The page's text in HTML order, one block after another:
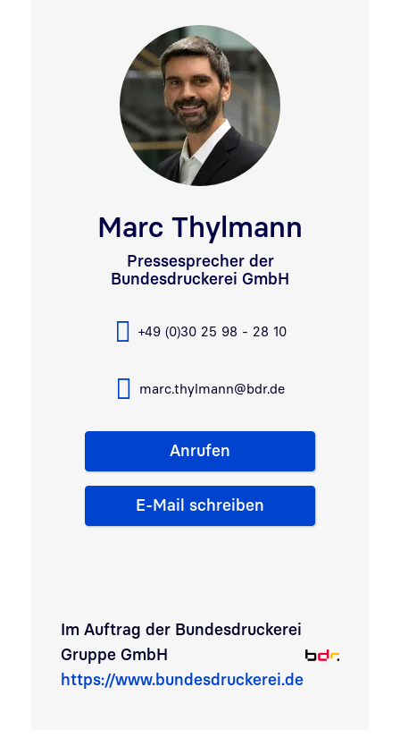
Marc Thylmann
Pressesprecher der
Bundesdruckerei GmbH
+49 (0)30 25 98 - 28 10
marc.thylmann@bdr.de
Anrufen
E-Mail schreiben
Im Auftrag der Bundesdruckerei
Gruppe GmbH
https://www.bundesdruckerei.de